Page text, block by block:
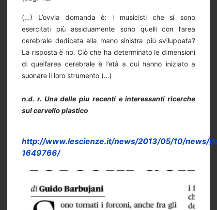
(…) L’ovvia domanda è: i musicisti che si sono
esercitati più assiduamente sono quelli con l’area
cerebrale dedicata alla mano sinistra più sviluppata?
La risposta è no. Ciò che ha determinato le dimensioni
di quell’area cerebrale è l’età a cui hanno iniziato a
suonare il loro strumento (…)
n.d. r. Una delle piu recenti e interessanti ricerche
sul cervello plastico
http://www.lescienze.it/news/2013/05/10/news/
1649766/